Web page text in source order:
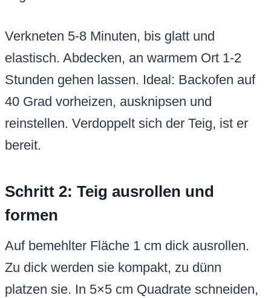
Verkneten 5-8 Minuten, bis glatt und
elastisch. Abdecken, an warmem Ort 1-2
Stunden gehen lassen. Ideal: Backofen auf
40 Grad vorheizen, ausknipsen und
reinstellen. Verdoppelt sich der Teig, ist er
bereit.
Schritt 2: Teig ausrollen und
formen
Auf bemehlter Fläche 1 cm dick ausrollen.
Zu dick werden sie kompakt, zu dünn
platzen sie. In 5×5 cm Quadrate schneiden,